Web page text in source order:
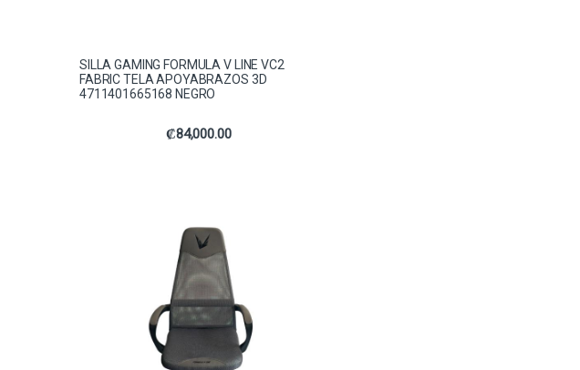
SILLA GAMING FORMULA V LINE VC2
FABRIC TELA APOYABRAZOS 3D
4711401665168 NEGRO
₡84,000.00